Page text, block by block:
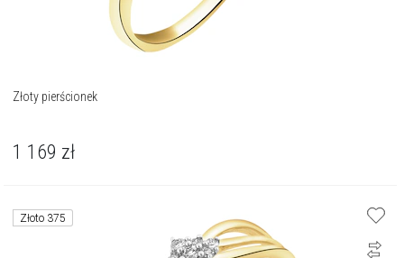
Złoty pierścionek
1 169 zł
Złoto 375